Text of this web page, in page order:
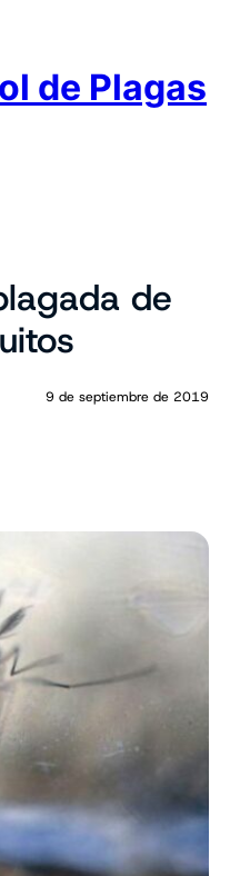
de Plagas
de
9 de septiembre de 2019